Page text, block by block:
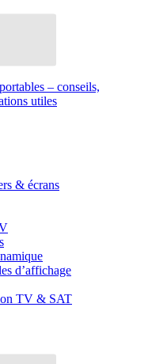
– conseils,
utiles
& écrans
d’affichage
TV & SAT